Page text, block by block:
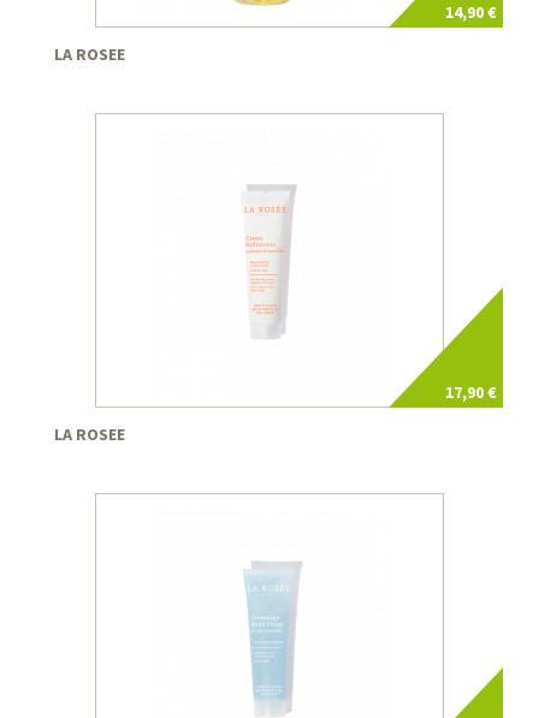
14,90 €
LA ROSEE
17,90 €
LA ROSEE